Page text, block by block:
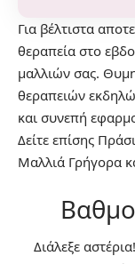
Για βέλτιστα
θεραπεία στο
μαλλιών σας.
θεραπειών
και συνεπή
Δείτε επίσης
Μαλλιά Γρήγορα
Διάλεξε